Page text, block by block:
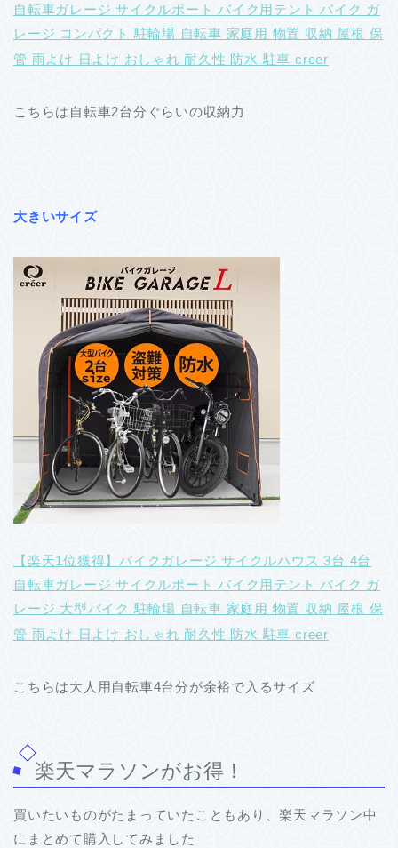
自転車ガレージ サイクルポート バイク用テント バイク ガ
レージ コンパクト 駐輪場 自転車 家庭用 物置 収納 屋根 保
管 雨よけ 日よけ おしゃれ 耐久性 防水 駐車 creer
こちらは自転車2台分ぐらいの収納力
大きいサイズ
【楽天1位獲得】バイクガレージ サイクルハウス 3台 4台
自転車ガレージ サイクルポート バイク用テント バイク ガ
レージ 大型バイク 駐輪場 自転車 家庭用 物置 収納 屋根 保
管 雨よけ 日よけ おしゃれ 耐久性 防水 駐車 creer
こちらは大人用自転車4台分が余裕で入るサイズ
楽天マラソンがお得！
買いたいものがたまっていたこともあり、楽天マラソン中
にまとめて購入してみました